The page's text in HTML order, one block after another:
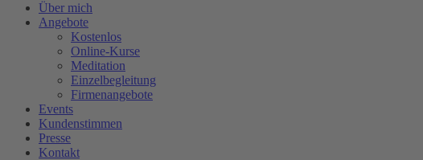
Über mich
Angebote
Kostenlos
Online-Kurse
Meditation
Einzelbegleitung
Firmenangebote
Events
Kundenstimmen
Presse
Kontakt